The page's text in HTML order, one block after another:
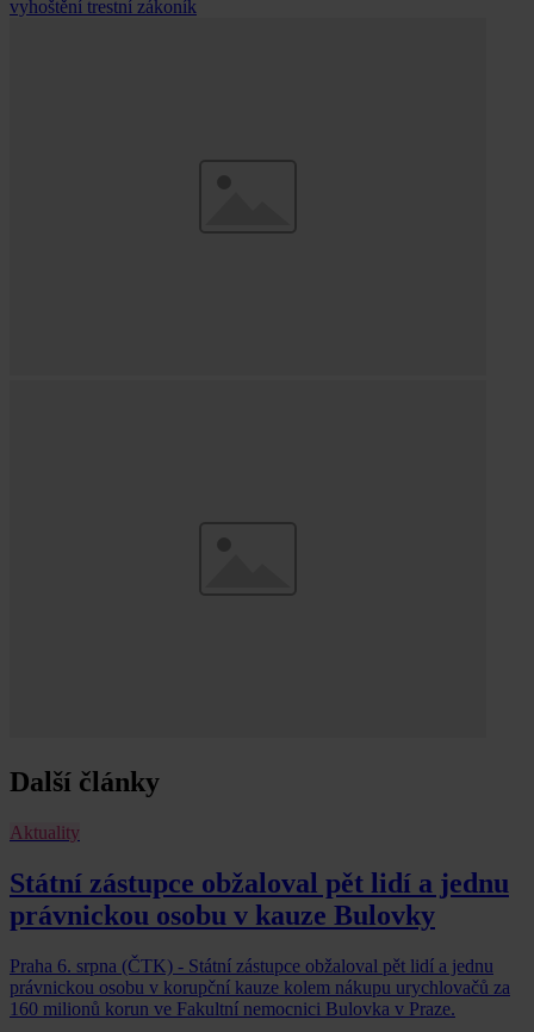
vyhoštění trestní zákoník
Další články
Aktuality
Státní zástupce obžaloval pět lidí a jednu
právnickou osobu v kauze Bulovky
Praha 6. srpna (ČTK) - Státní zástupce obžaloval pět lidí a jednu
právnickou osobu v korupční kauze kolem nákupu urychlovačů za
160 milionů korun ve Fakultní nemocnici Bulovka v Praze.